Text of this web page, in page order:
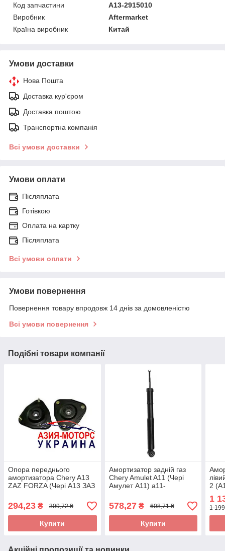
Код запчастини
A13-2915010
Виробник
Aftermarket
Країна виробник
Китай
Умови доставки
Нова Пошта
Доставка кур'єром
Доставка поштою
Транспортна компанія
Всі умови доставки
Умови оплати
Післяплата
Готівкою
Оплата на картку
Післяплата
Всі умови оплати
Умови повернення
Повернення товару впродовж 14 днів за домовленістю
Всі умови повернення
Подібні товари компанії
Опора переднього
амортизатора Chery A13
ZAZ FORZA (Чері А13 ЗАЗ
294,23 ₴ 309,72 ₴
Купити
Амортизатор задній газ
Chery Amulet A11 (Чері
Амулет А11) a11-
578,27₴ 608,71 ₴
Купити
2
1
1